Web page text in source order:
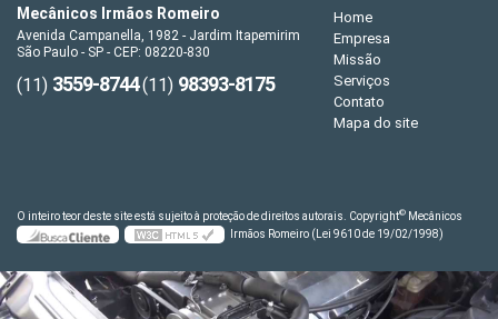
Mecânicos Irmãos Romeiro
Avenida Campanella, 1982 - Jardim Itapemirim
São Paulo - SP - CEP: 08220-830
(11) 3559-8744(11) 98393-8175
Home
Empresa
Missão
Serviços
Contato
Mapa do site
O inteiro teor deste site está sujeito à proteção de direitos autorais. Copyright© Mecânicos
Irmãos Romeiro (Lei 9610 de 19/02/1998)